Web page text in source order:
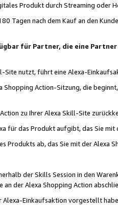
Produkt durch Streaming oder
Tagen nach dem Kauf an den
für Partner, die eine
nutzt, führt eine Alexa-
Action-Sitzung, die
zu Ihrer Alexa Skill-Site
für das Produkt aufgibt, das Sie mit
Produkts ab, das Sie mit der Alexa
der Skills Session in den
an der Alexa Shopping Action
Einkaufsaktion vorgestellt